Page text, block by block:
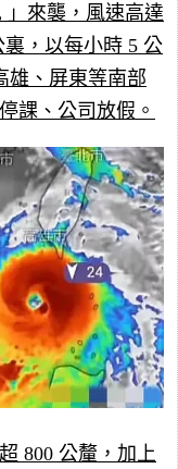
」來襲，風速高達
，以每小時 5 公
雄、屏東等南部
課、公司放假。
800 公釐，加上